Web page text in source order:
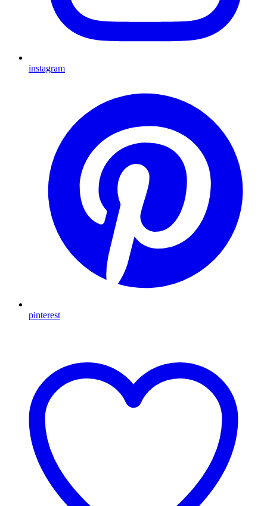
instagram
pinterest